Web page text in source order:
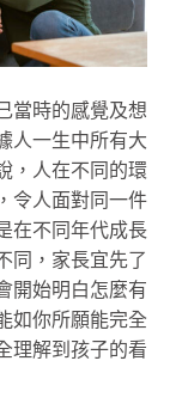
當時的感覺及想
人一生中所有大
，人在不同的環
令人面對同一件
在不同年代成長
同，家長宜先了
開始明白怎麼有
如你所願能完全
理解到孩子的看